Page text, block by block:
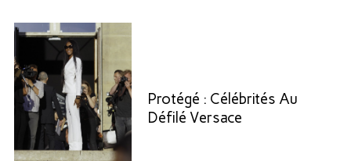
Protégé : Célébrités Au
Défilé Versace